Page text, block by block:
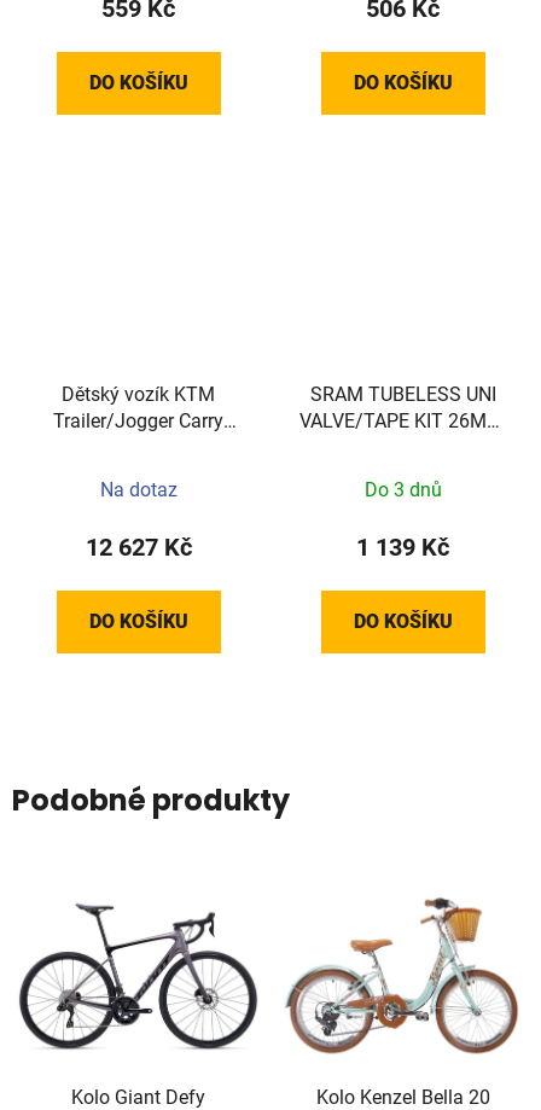
559 Kč
DO KOŠÍKU
506 Kč
DO KOŠÍKU
Dětský vozík KTM
Trailer/Jogger Carry
Na dotaz
12 627 Kč
DO KOŠÍKU
SRAM TUBELESS UNI
VALVE/TAPE KIT 26MM,
Do 3 dnů
1 139 Kč
DO KOŠÍKU
Podobné produkty
Kolo Giant Defy
Kolo Kenzel Bella 20